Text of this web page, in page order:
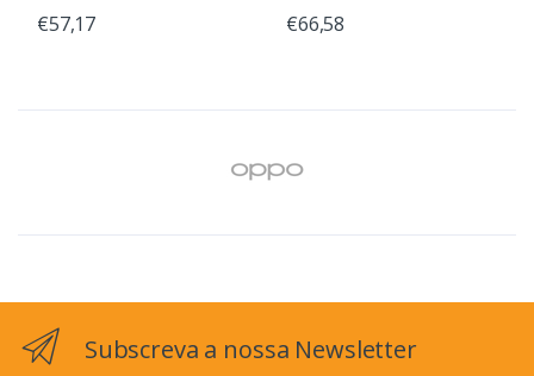
€57,17 €66,58
Subscreva a nossa Newsletter